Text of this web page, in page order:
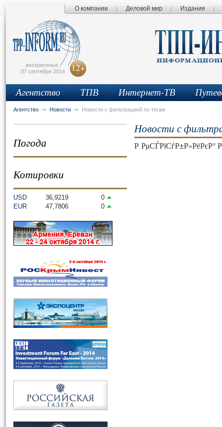
О компании Деловой мир Издания
воскресенье,
07 сентября 2014
12+
Агентство ТПВ Интернет-ТВ
Агентство Новости Новости с фильтрацией по тегам
Погода
Котировки
USD 36,9219
0
EUR
47,7806 0
Новости с
Р